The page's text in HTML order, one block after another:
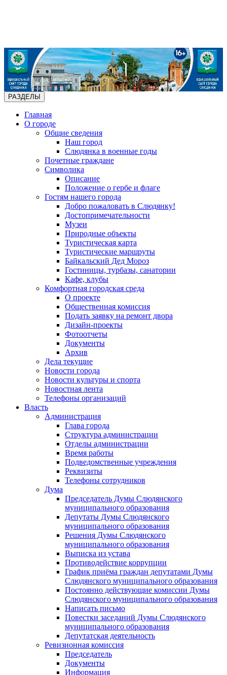
РАЗДЕЛЫ
Главная
О городе
Общие сведения
Наш город
Слюдянка в военные годы
Почетные граждане
Символика
Описание
Положение о гербе и флаге
Гостям нашего города
Добро пожаловать в Слюдянку!
Достопримечательности
Музеи
Природные объекты
Туристическая карта
Туристические маршруты
Байкальский Дед Мороз
Гостиницы, турбазы, санатории
Кафе, клубы
Комфортная городская среда
О проекте
Общественная комиссия
Подать заявку на ремонт двора
Дизайн-проекты
Фотоотчеты
Документы
Архив
Дела текущие
Новости города
Новости культуры и спорта
Новостная лента
Телефоны организаций
Власть
Администрация
Глава города
Структура администрации
Отделы администрации
Время работы
Подведомственные учреждения
Реквизиты
Телефоны сотрудников
Дума
Председатель Думы Слюдянского
муниципального образования
Депутаты Думы Слюдянского
муниципального образования
Решения Думы Слюдянского
муниципального образования
Выписка из устава
Противодействие коррупции
График приёма граждан депутатами Думы
Слюдянского муниципального образования
Постоянно действующие комиссии Думы
Слюдянского муниципального образования
Написать письмо
Повестки заседаний Думы Слюдянского
муниципального образования
Депутатская деятельность
Ревизионная комиссия
Председатель
Документы
Информация